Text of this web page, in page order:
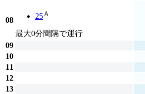
08 25 Ａ
最大0分間隔で運行
09
10
11
12
13